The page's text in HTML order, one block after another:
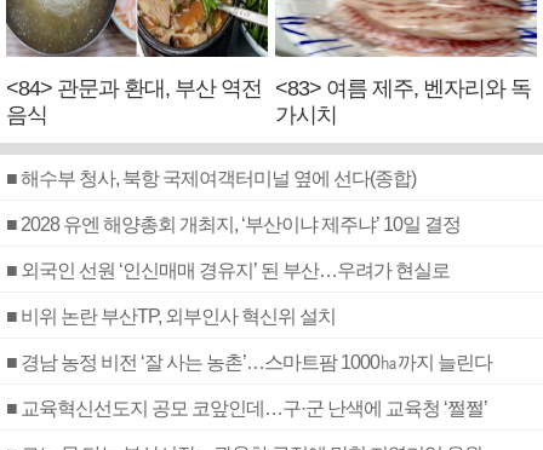
<84> 관문과 환대, 부산 역전
음식
<83> 여름 제주, 벤자리와 독
가시치
■ 해수부 청사, 북항 국제여객터미널 옆에 선다(종합)
■ 2028 유엔 해양총회 개최지, ‘부산이냐 제주냐’ 10일 결정
■ 외국인 선원 ‘인신매매 경유지’ 된 부산…우려가 현실로
■ 비위 논란 부산TP, 외부인사 혁신위 설치
■ 경남 농정 비전 ‘잘 사는 농촌’…스마트팜 1000㏊까지 늘린다
■ 교육혁신선도지 공모 코앞인데…구·군 난색에 교육청 ‘쩔쩔’